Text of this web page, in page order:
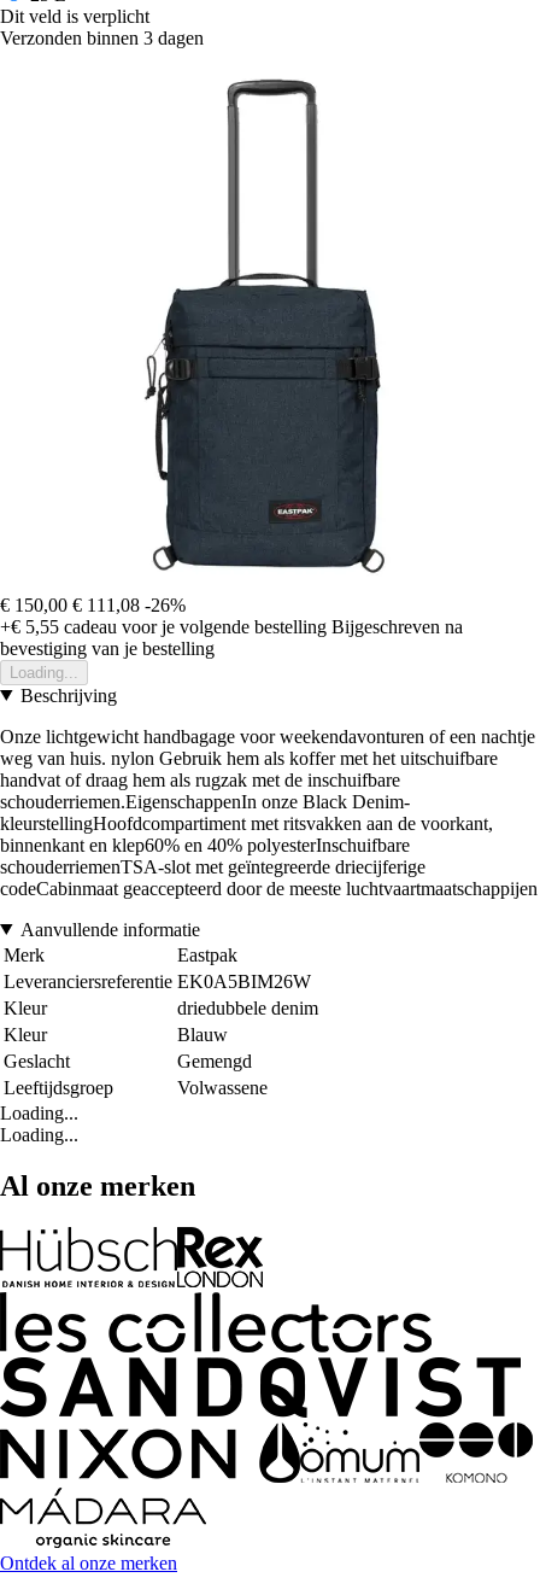
Dit veld is verplicht
Verzonden binnen 3 dagen
€ 150,00 € 111,08 -26%
+€ 5,55 cadeau voor je volgende bestelling Bijgeschreven na
bevestiging van je bestelling
Loading...
Beschrijving
Onze lichtgewicht handbagage voor weekendavonturen of een nachtje
weg van huis. nylon Gebruik hem als koffer met het uitschuifbare
handvat of draag hem als rugzak met de inschuifbare
schouderriemen.EigenschappenIn onze Black Denim-
kleurstellingHoofdcompartiment met ritsvakken aan de voorkant,
binnenkant en klep60% en 40% polyesterInschuifbare
schouderriemenTSA-slot met geïntegreerde driecijferige
codeCabinmaat geaccepteerd door de meeste luchtvaartmaatschappijen
Aanvullende informatie
Merk
Eastpak
Leveranciersreferentie EK0A5BIM26W
Kleur
driedubbele denim
Kleur
Blauw
Geslacht
Gemengd
Leeftijdsgroep
Volwassene
Loading...
Loading...
Al onze merken
Ontdek al onze merken